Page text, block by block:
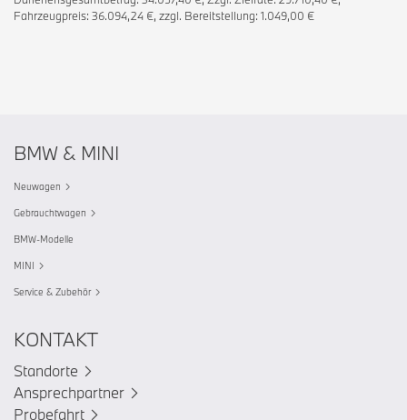
Fahrzeugpreis: 36.094,24 €, zzgl. Bereitstellung: 1.049,00 €
BMW & MINI
Neuwagen
Gebrauchtwagen
BMW-Modelle
MINI
Service & Zubehör
KONTAKT
Standorte
Ansprechpartner
Probefahrt